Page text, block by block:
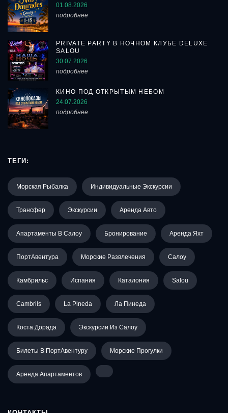
01.08.2026
подробнее
PRIVATE PARTY В НОЧНОМ КЛУБЕ DELUXE
SALOU
30.07.2026
подробнее
КИНО ПОД ОТКРЫТЫМ НЕБОМ
24.07.2026
подробнее
ТЕГИ:
Морская Рыбалка Индивидуальные Экскурсии
Трансфер Экскурсии Аренда Авто
Апартаменты В Салоу Бронирование Аренда Яхт
ПортАвентура Морские Развлечения Салоу
Камбрильс Испания Каталония Salou
Cambrils La Pineda Ла Пинеда
Коста Дорада Экскурсии Из Салоу
Билеты В ПортАвентуру Морские Прогулки
Аренда Апартаментов